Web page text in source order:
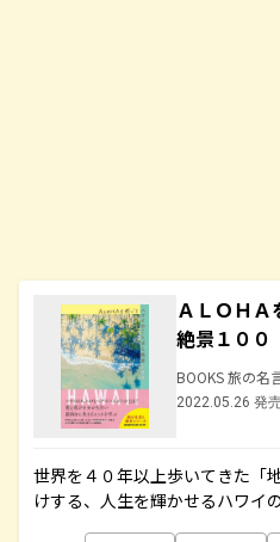
ＡＬＯＨＡ
絶景１００
BOOKS 旅の名
2022.05.26 発
世界を４０年以上歩いてきた「
けする、人生を輝かせるハワイ